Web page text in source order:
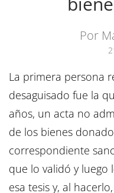
Por
La primera persona
desaguisado fue la
años, un acta no
de los bienes
correspondiente
que lo validó y luego
esa tesis y, al